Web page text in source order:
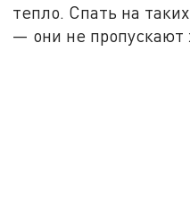
тепло. Спать на
— они не пропускают